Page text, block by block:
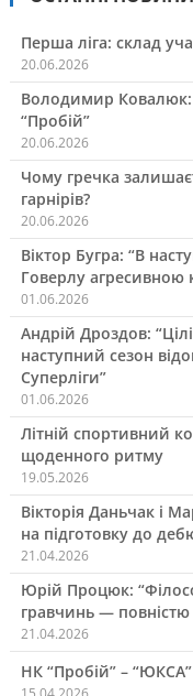
записами
Перша ліга: склад
20.06.2026
Володимир Ковалюк:
“Пробій”
20.06.2026
Чому гречка
гарнірів?
20.06.2026
Віктор Бугра: “В
Говерлу агресивною
01.06.2026
Андрій Дроздов:
наступний сезон
Суперліги”
01.06.2026
Літній спортивний
щоденного ритму
19.05.2026
Вікторія Даньчак і
на підготовку до
21.04.2026
Юрій Процюк:
гравчинь —
21.04.2026
НК “Пробій” –